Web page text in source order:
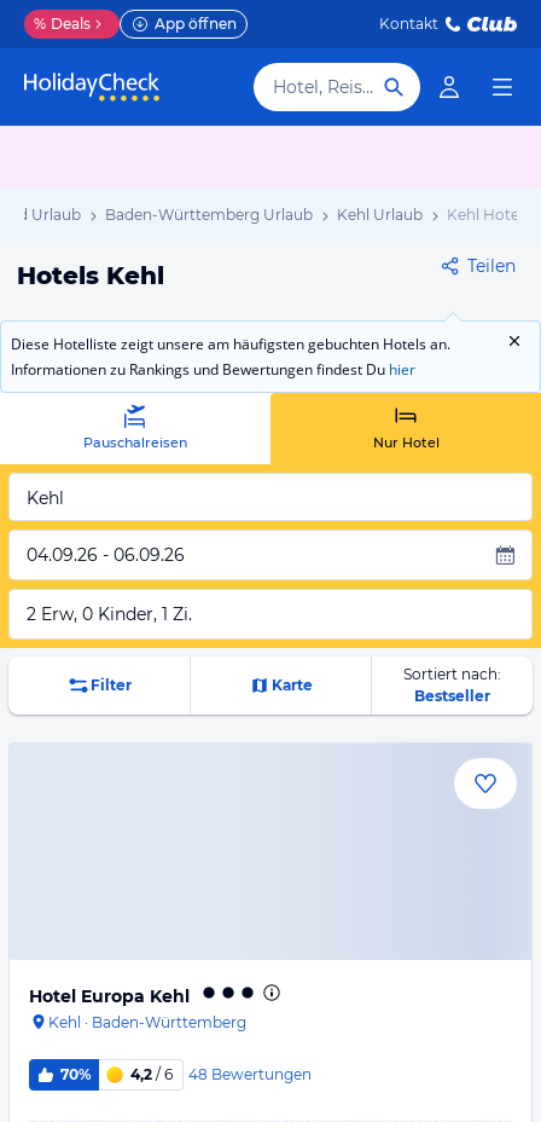
% Deals App öffnen Kontakt
Hotel, Reiseziel
Urlaub Baden-Württemberg Urlaub Kehl Urlaub Kehl Hotels
Hotels Kehl Teilen
Diese Hotelliste zeigt unsere am häufigsten gebuchten Hotels an.
Informationen zu Rankings und Bewertungen findest Du hier
Pauschalreisen Nur Hotel
Kehl
04.09.26 - 06.09.26
2 Erw, 0 Kinder, 1 Zi.
Filter Karte
Sortiert nach:
Bestseller
Hotel Europa Kehl
Kehl · Baden-Württemberg
70% 4,2 / 6 48 Bewertungen